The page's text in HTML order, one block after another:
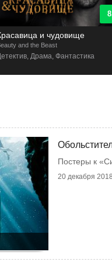
и чудовище
and the Beast
Драма, Фантастика
Постеры к
20 декабря